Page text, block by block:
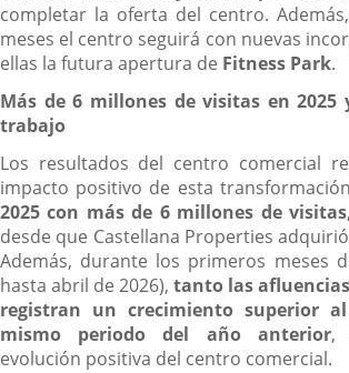
completar la oferta del centro.
meses el centro seguirá con nuevas
ellas la futura apertura de Fitness Park.
Más de 6 millones de visitas en 2025
trabajo
Los resultados del centro comercial
impacto positivo de esta
2025 con más de 6 millones de visitas
desde que Castellana Properties
Además, durante los primeros meses
hasta abril de 2026), tanto las
registran un crecimiento superior
mismo periodo del año anterior,
evolución positiva del centro comercial.